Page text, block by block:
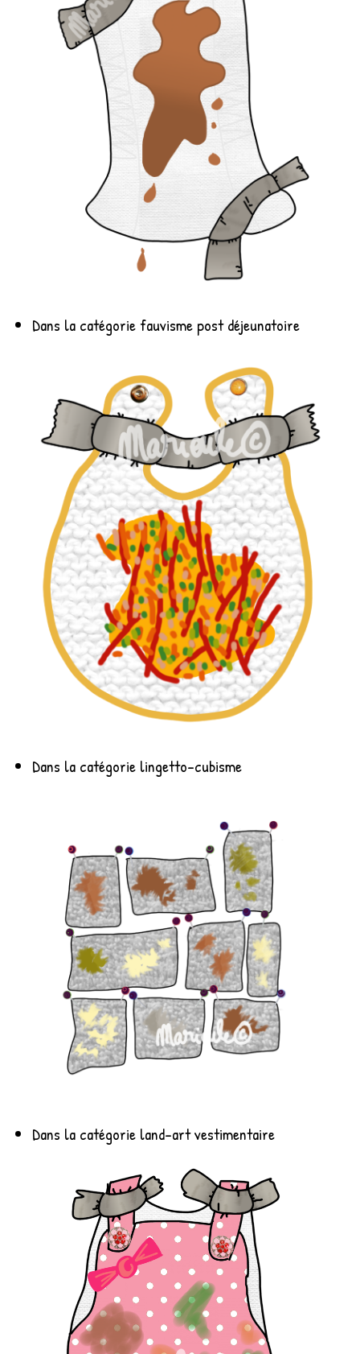
Dans la catégorie fauvisme post déjeunatoire
Dans la catégorie lingetto-cubisme
Dans la catégorie land-art vestimentaire